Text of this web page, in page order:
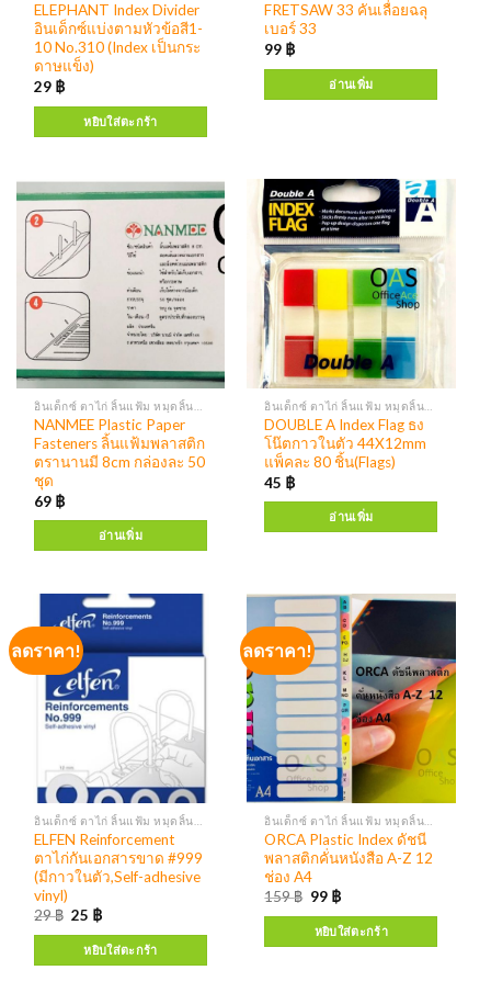
อินเด็กซ์ ตาไก่ ลิ้นแฟ้ม หมุดลิ้นแฟ้ม
DOUBLE A Index Flag ธง
โน๊ตกาวในตัว 44X12mm
แพ็คละ 80 ชิ้น(Flags)
45 ฿
อ่านเพิ่ม
ELEPHANT Index Divider
อินเด็กซ์แบ่งตามหัวข้อสี1-
10 No.310 (Index เป็นกระ
ดาษแข็ง)
29 ฿
หยิบใส่ตะกร้า
ลดราคา!
ELFEN Reinforcement
ตาไก่กันเอกสารขาด #999
(มีกาวในตัว,Self-adhesive
vinyl)
29฿ 25 ฿
หยิบใส่ตะกร้า
FRETSAW 33 คันเลื่อยฉลุ
เบอร์ 33
99 ฿
อ่านเพิ่ม
อินเด็กซ์ ตาไก่ ลิ้นแฟ้ม หมุดลิ้นแฟ้ม
NANMEE Plastic Paper
Fasteners ลิ้นแฟ้มพลาสติก
ตรานานมี 8cm กล่องละ 50
ชุด
69 ฿
อ่านเพิ่ม
ลดราคา!
ORCA Plastic Index ดัชนี
พลาสติกคั่นหนังสือ A-Z 12
ช่อง A4
159฿ 99 ฿
หยิบใส่ตะกร้า